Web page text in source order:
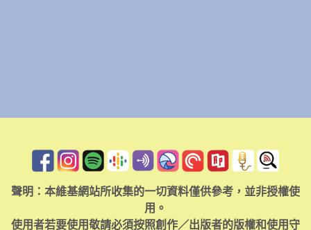
聲明：本維基網站所收集的一切資料僅供參考，並非授權使
用。
使用者若要使用敬請必須按照創作／出版者的版權和使用守